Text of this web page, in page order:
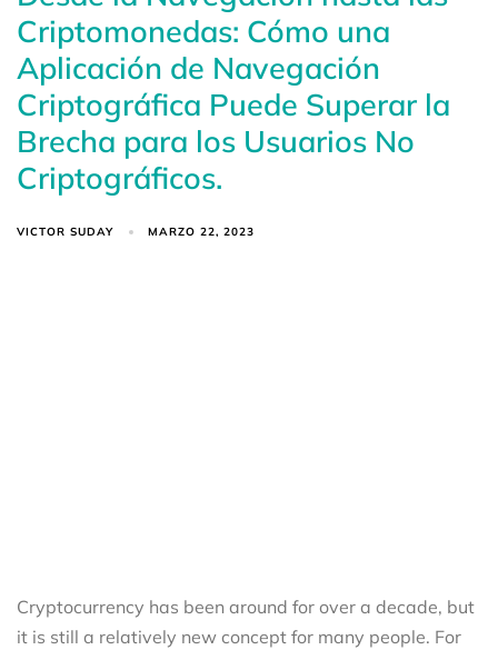
Criptomonedas: Cómo una
Aplicación de Navegación
Criptográfica Puede Superar la
Brecha para los Usuarios No
Criptográficos.
VICTOR SUDAY MARZO 22, 2023
Cryptocurrency has been around for over a decade, but
it is still a relatively new concept for many people. For